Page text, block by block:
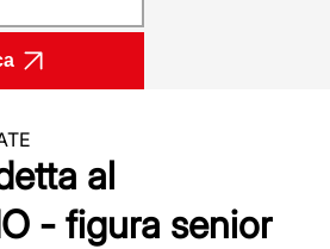
al
- figura senior